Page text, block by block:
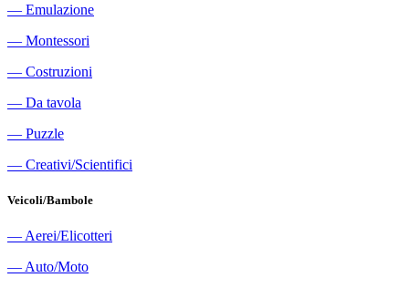
― Emulazione
― Montessori
― Costruzioni
― Da tavola
― Puzzle
― Creativi/Scientifici
Veicoli/Bambole
― Aerei/Elicotteri
― Auto/Moto